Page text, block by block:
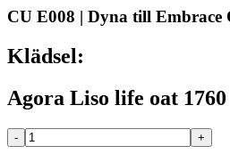
CU E008 | Dyna till
Klädsel:
Agora Liso life oat 1760
- +